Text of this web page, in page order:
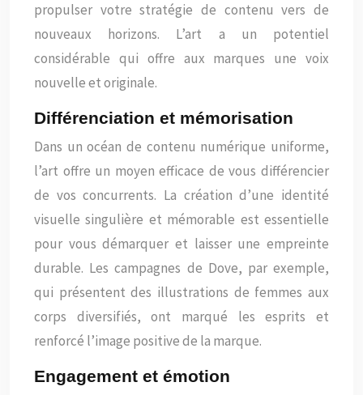
propulser votre stratégie de contenu vers de
nouveaux horizons. L’art a un potentiel
considérable qui offre aux marques une voix
nouvelle et originale.
Différenciation et mémorisation
Dans un océan de contenu numérique uniforme,
l’art offre un moyen efficace de vous différencier
de vos concurrents. La création d’une identité
visuelle singulière et mémorable est essentielle
pour vous démarquer et laisser une empreinte
durable. Les campagnes de Dove, par exemple,
qui présentent des illustrations de femmes aux
corps diversifiés, ont marqué les esprits et
renforcé l’image positive de la marque.
Engagement et émotion